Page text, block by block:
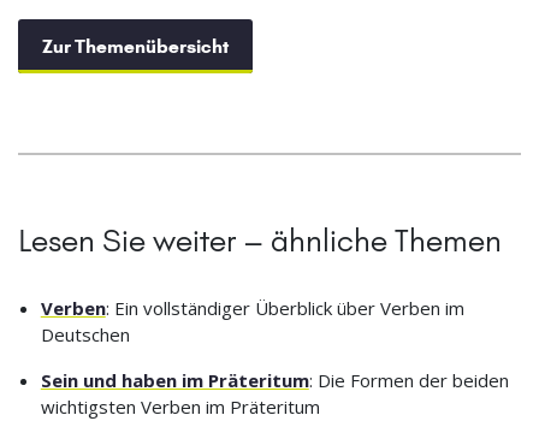
Zur Themenübersicht
Lesen Sie weiter – ähnliche Themen
Verben: Ein vollständiger Überblick über Verben im
Deutschen
Sein und haben im Präteritum: Die Formen der beiden
wichtigsten Verben im Präteritum